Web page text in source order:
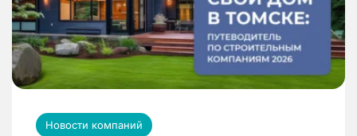
Новости компаний